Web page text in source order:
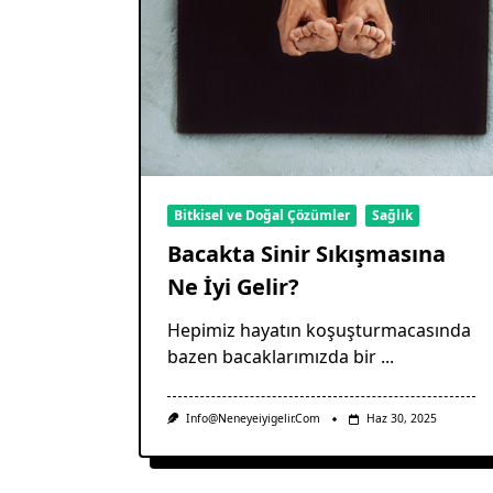
Bitkisel ve Doğal Çözümler Sağlık
Bacakta Sinir Sıkışmasına
Ne İyi Gelir?
Hepimiz hayatın koşuşturmacasında
bazen bacaklarımızda bir ...
Info@neneyeiyigelir.com Haz 30, 2025